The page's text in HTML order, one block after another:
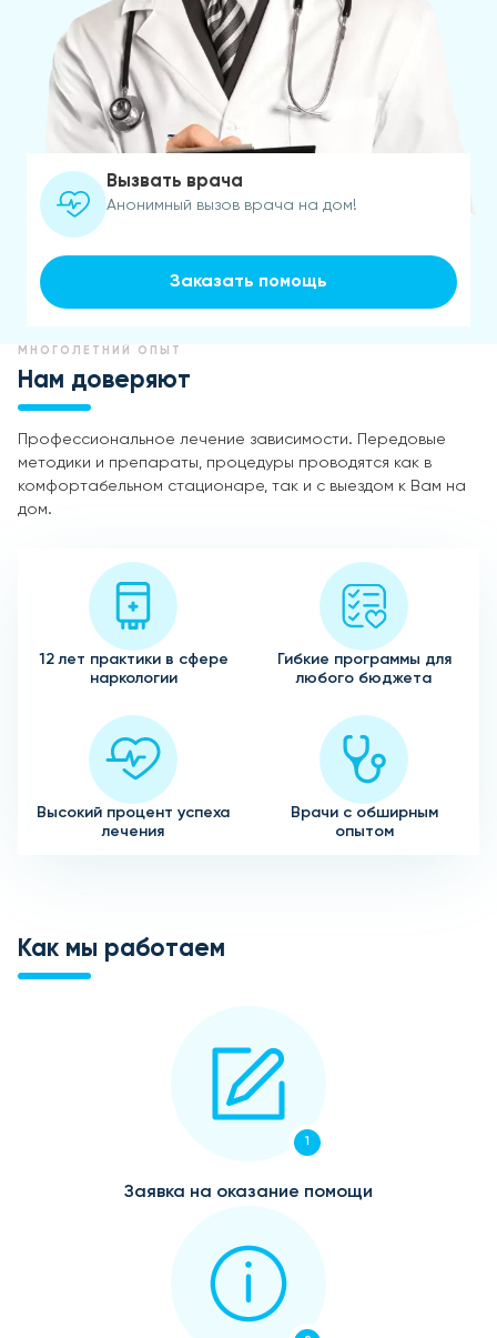
Вызвать врача
Анонимный вызов врача на дом!
Заказать помощь
МНОГОЛЕТНИЙ ОПЫТ
Нам доверяют
Профессиональное лечение зависимости. Передовые
методики и препараты, процедуры проводятся как в
комфортабельном стационаре, так и с выездом к Вам на
дом.
12 лет практики в сфере
наркологии
Гибкие программы для
любого бюджета
Высокий процент успеха
лечения
Врачи с обширным
опытом
Как мы работаем
1
Заявка на оказание помощи